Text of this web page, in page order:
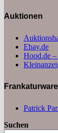
Auktionen
Ebay.de
Hood.de
Patrick
Suchen